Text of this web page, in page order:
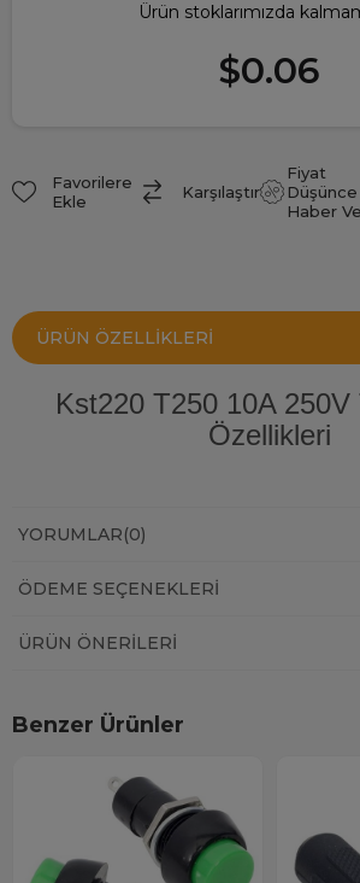
Ürün stoklarımızda
$0.06
Favorilere
Ekle
Karşılaştır
Fiyat
Düşünce
Haber
ÜRÜN ÖZELLIKLERI
Kst220 T250 10A 250V
Özellikleri
YORUMLAR(0)
ÖDEME SEÇENEKLERI
ÜRÜN ÖNERILERI
Benzer Ürünler